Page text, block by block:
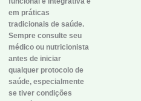
em práticas
tradicionais de saúde.
Sempre consulte seu
médico ou nutricionista
antes de iniciar
qualquer protocolo de
saúde, especialmente
se tiver condições